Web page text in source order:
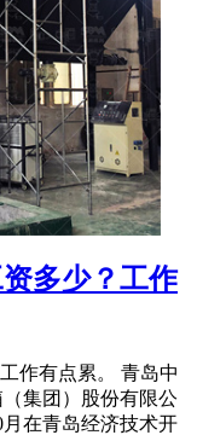
多少？工作
作有点累。 青岛中
集团）股份有限公
在青岛经济技术开